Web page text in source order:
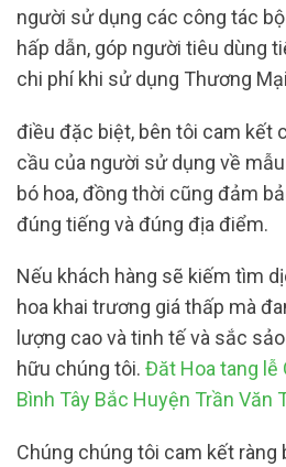
người sử dụng các công tác
hấp dẫn, góp người tiêu dùng
chi phí khi sử dụng Thương
điều đặc biệt, bên tôi cam kết
cầu của người sử dụng về
bó hoa, đồng thời cũng đảm
đúng tiếng và đúng địa điểm.
Nếu khách hàng sẽ kiếm tìm
hoa khai trương giá thấp mà
lượng cao và tinh tế và sắc
hữu chúng tôi. Đăt Hoa tang lễ
Bình Tây Bắc Huyện Trần Văn
Chúng chúng tôi cam kết ràng